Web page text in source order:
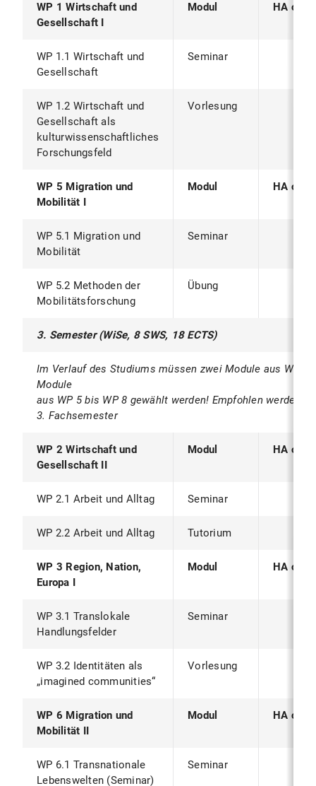
WP 1 Wirtschaft und
Gesellschaft I
Modul HA oder
WP 1.1 Wirtschaft und
Gesellschaft
Seminar
WP 1.2 Wirtschaft und
Gesellschaft als
kulturwissenschaftliches
Forschungsfeld
Vorlesung
WP 5 Migration und
Mobilität I
Modul HA oder
WP 5.1 Migration und
Mobilität
Seminar
WP 5.2 Methoden der
Mobilitätsforschung
Übung
3. Semester (WiSe, 8 SWS, 18 ECTS)
Im Verlauf des Studiums müssen zwei Module aus WP 1
Module
aus WP 5 bis WP 8 gewählt werden! Empfohlen werden
3. Fachsemester
WP 2 Wirtschaft und
Gesellschaft II
Modul HA oder
WP 2.1 Arbeit und Alltag Seminar
WP 2.2 Arbeit und Alltag Tutorium
WP 3 Region, Nation,
Europa I
Modul HA oder
WP 3.1 Translokale
Handlungsfelder
Seminar
WP 3.2 Identitäten als
„imagined communities“
Vorlesung
WP 6 Migration und
Mobilität II
Modul HA oder
WP 6.1 Transnationale
Lebenswelten (Seminar)
Seminar